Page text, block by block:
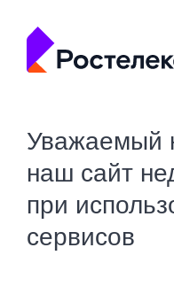
Уважаемый
наш сайт
при
сервисов